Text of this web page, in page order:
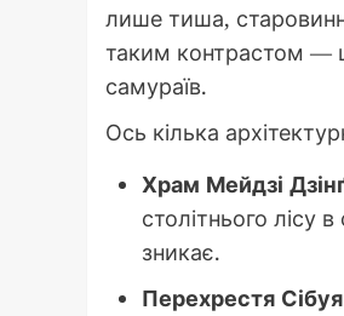
лише тиша,
таким контрастом —
самураїв.
Ось кілька
Храм Мейдзі
столітнього лісу
зникає.
Перехрестя Сібуя